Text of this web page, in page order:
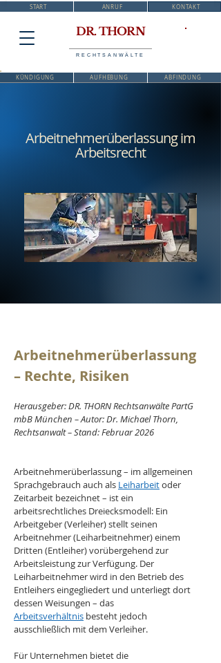
START ANRUF KONTAKT
DR. THORN
RECHTSANWÄLTE
KÜNDIGUNG AUFHEBUNG ABFINDUNG
Arbeitnehmerüberlassung im
Arbeitsrecht
Arbeitnehmerüberlassung
– Rechte, Risiken
Herausgeber: DR. THORN Rechtsanwälte PartG
mbB München – Autor: Dr. Michael Thorn,
Rechtsanwalt – Stand: Februar 2026
Arbeitnehmerüberlassung – im allgemeinen
Sprachgebrauch auch als Leiharbeit oder
Zeitarbeit bezeichnet – ist ein
arbeitsrechtliches Dreiecksmodell: Ein
Arbeitgeber (Verleiher) stellt seinen
Arbeitnehmer (Leiharbeitnehmer) einem
Dritten (Entleiher) vorübergehend zur
Arbeitsleistung zur Verfügung. Der
Leiharbeitnehmer wird in den Betrieb des
Entleihers eingegliedert und unterliegt dort
dessen Weisungen – das
Arbeitsverhältnis besteht jedoch
ausschließlich mit dem Verleiher.
Für Unternehmen bietet die